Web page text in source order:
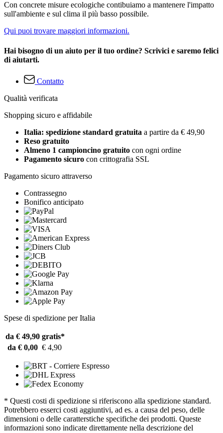
Con concrete misure ecologiche contibuiamo a mantenere l'impatto
sull'ambiente e sul clima il più basso possibile.
Qui puoi trovare maggiori informazioni.
Hai bisogno di un aiuto per il tuo ordine? Scrivici e saremo felici
di aiutarti.
Contatto
Qualità verificata
Shopping sicuro e affidabile
Italia: spedizione standard gratuita a partire da € 49,90
Reso gratuito
Almeno 1 campioncino gratuito con ogni ordine
Pagamento sicuro con crittografia SSL
Pagamento sicuro attraverso
Contrassegno
Bonifico anticipato
Spese di spedizione per Italia
da € 49,90 gratis*
da € 0,00 € 4,90
* Questi costi di spedizione si riferiscono alla spedizione standard.
Potrebbero esserci costi aggiuntivi, ad es. a causa del peso, delle
dimensioni o delle caratterstiche specifiche dei prodotti. Queste
informazioni sono indicate direttamente nella descrizione del